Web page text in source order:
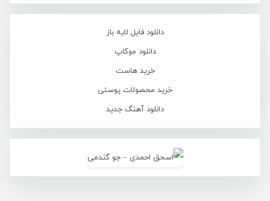
دانلود فایل لایه باز
دانلود موکاپ
خرید هاست
خرید محصولات پوستی
دانلود آهنگ جدید